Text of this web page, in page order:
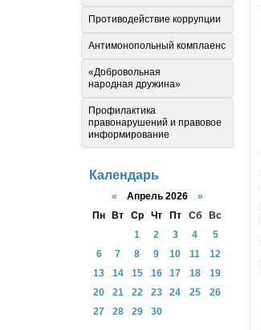
Противодействие коррупции
Антимонопольный комплаенс
«Добровольная
народная дружина»
Профилактика
правонарушений и правовое
информирование
Календарь
« Апрель 2026 »
Пн
Вт Ср Чт Пт Сб
Вс
1
2 3 4
5
6
7 8 9 10 11
12
13
14 15 16 17 18
19
20
21 22 23 24 25
26
27
28 29 30